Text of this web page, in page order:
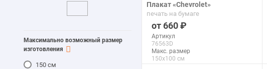
Максимально возможный размер
изготовления
150 см
Плакат «Chevrolet»
печать на бумаге
660
Артикул
76563D
Макс. размер
150x100 см